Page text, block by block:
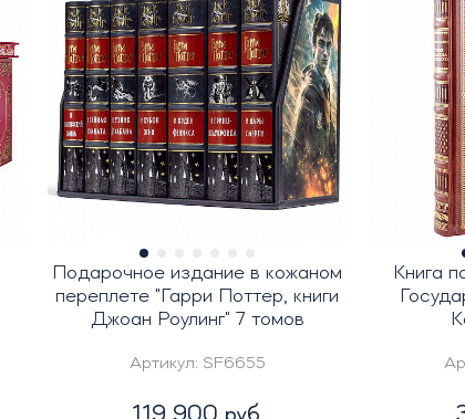
Подарочное издание в кожаном
переплете "Гарри Поттер, книги
Джоан Роулинг" 7 томов
Артикул: SF6655
Книга